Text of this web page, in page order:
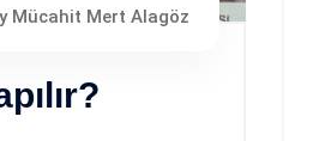
Mücahit Mert Alagöz